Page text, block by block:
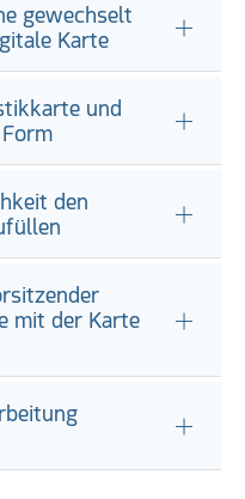
gewechselt
Karte
und
den
mit der Karte